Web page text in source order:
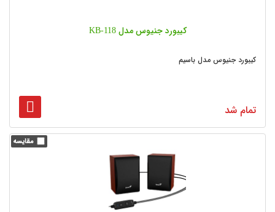
کیبورد جنیوس مدل KB-118
کیبورد جنیوس مدل باسیم
تمام شد